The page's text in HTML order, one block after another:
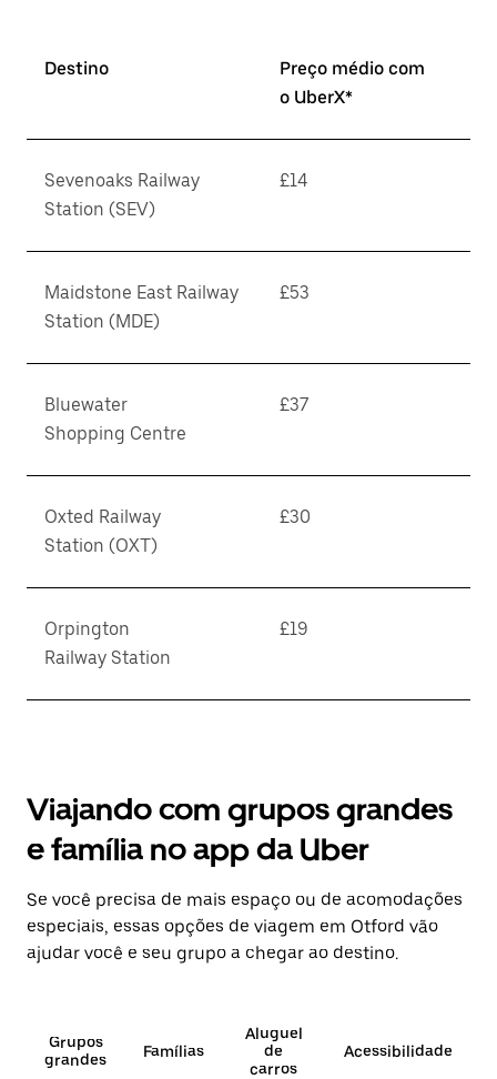
Destino
Preço médio com
o UberX*
Sevenoaks Railway
Station (SEV)
£14
Maidstone East Railway
Station (MDE)
£53
Bluewater
Shopping Centre
£37
Oxted Railway
Station (OXT)
£30
Orpington
Railway Station
£19
Viajando com grupos grandes
e família no app da Uber
Se você precisa de mais espaço ou de acomodações
especiais, essas opções de viagem em Otford vão
ajudar você e seu grupo a chegar ao destino.
Grupos
grandes
Famílias
Aluguel
de
carros
Acessibilidade